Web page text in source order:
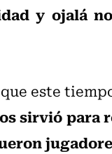
y ojalá
este
sirvió para